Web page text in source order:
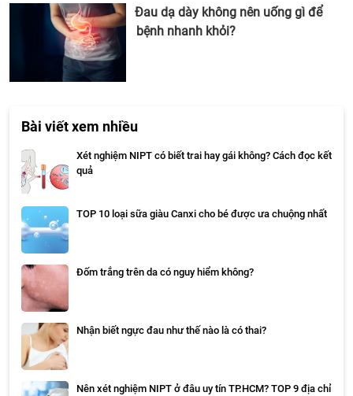
Đau dạ dày không nên uống gì để
bệnh nhanh khỏi?
Bài viết xem nhiều
Xét nghiệm NIPT có biết trai hay gái không? Cách đọc kết
quả
TOP 10 loại sữa giàu Canxi cho bé được ưa chuộng nhất
Đốm trắng trên da có nguy hiểm không?
Nhận biết ngực đau như thế nào là có thai?
Nên xét nghiệm NIPT ở đâu uy tín TP.HCM? TOP 9 địa chỉ